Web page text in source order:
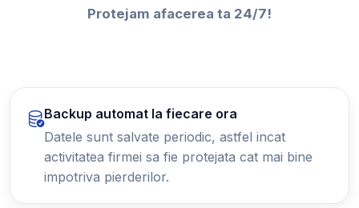
Protejam afacerea ta 24/7!
Backup automat la fiecare ora
Datele sunt salvate periodic, astfel incat
activitatea firmei sa fie protejata cat mai bine
impotriva pierderilor.